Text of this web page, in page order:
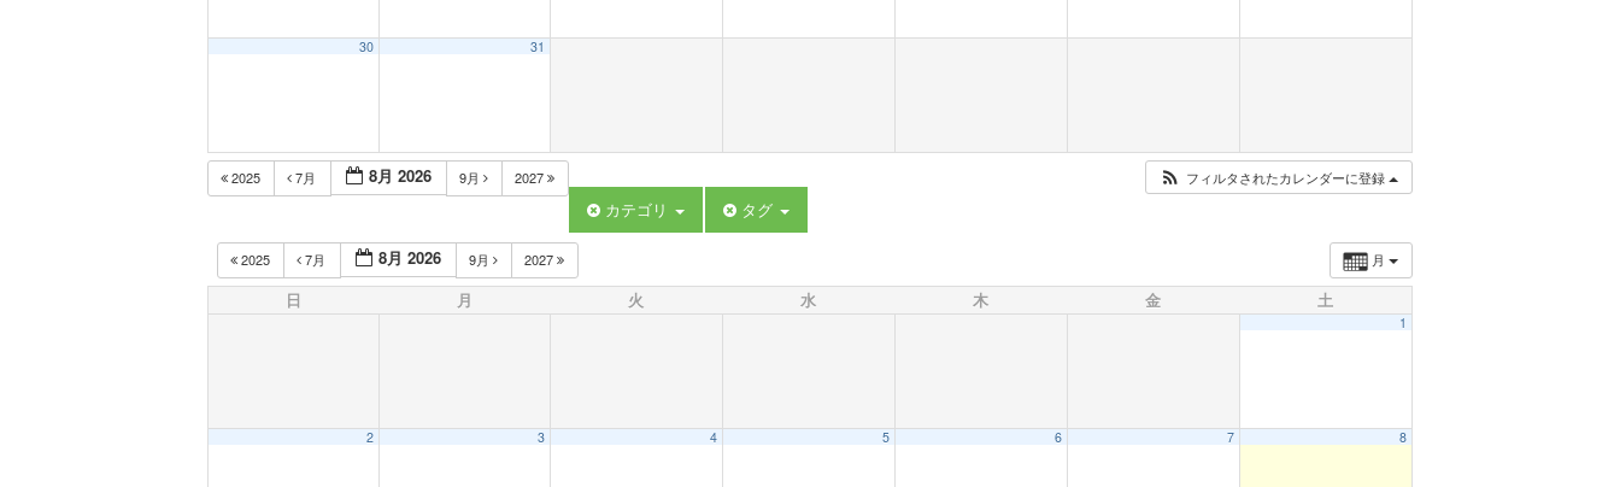
30 31
2025 7月 8月 2026 9月 2027 フィルタされたカレンダーに登録
カテゴリ タグ
月
2025 7月 8月 2026 9月 2027
日 月 火 水 木 金 土
1
2 3 4 5 6 7 8